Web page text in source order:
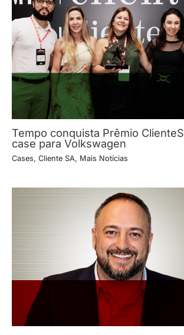
Tempo conquista Prêmio
case para Volkswagen
Cases, Cliente SA, Mais Notícias